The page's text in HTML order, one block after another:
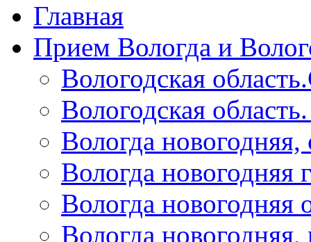
Главная
Прием Вологда и
Вологодская
Вологодская
Вологда
Вологда новогодняя
Вологда новогодняя
Вологда